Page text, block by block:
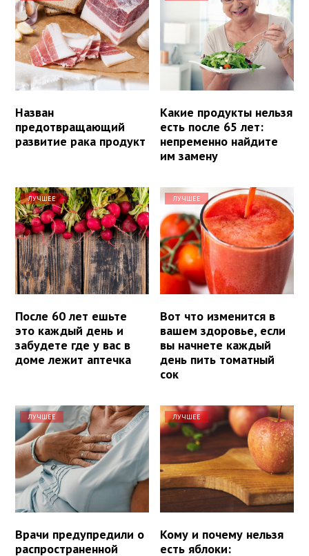
Назван
предотвращающий
развитие рака продукт
Какие продукты нельзя
есть после 65 лет:
непременно найдите
им замену
ЛУЧШЕЕ
После 60 лет ешьте
это каждый день и
забудете где у вас в
доме лежит аптечка
ЛУЧШЕЕ
Вот что изменится в
вашем здоровье, если
вы начнете каждый
день пить томатный
сок
ЛУЧШЕЕ
Врачи предупредили о
распространенной
ЛУЧШЕЕ
Кому и почему нельзя
есть яблоки: